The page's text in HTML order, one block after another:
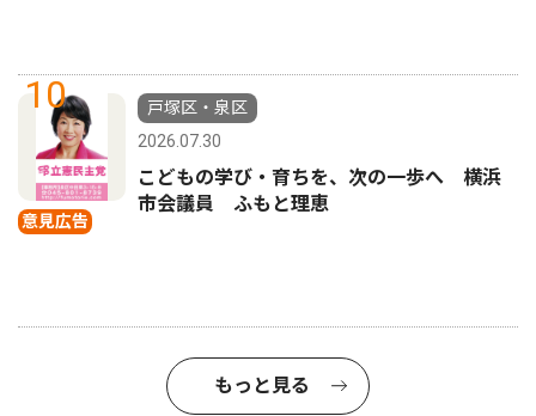
10
意見広告
戸塚区・泉区
2026.07.30
こどもの学び・育ちを、次の一歩へ 横浜
市会議員 ふもと理恵
もっと見る